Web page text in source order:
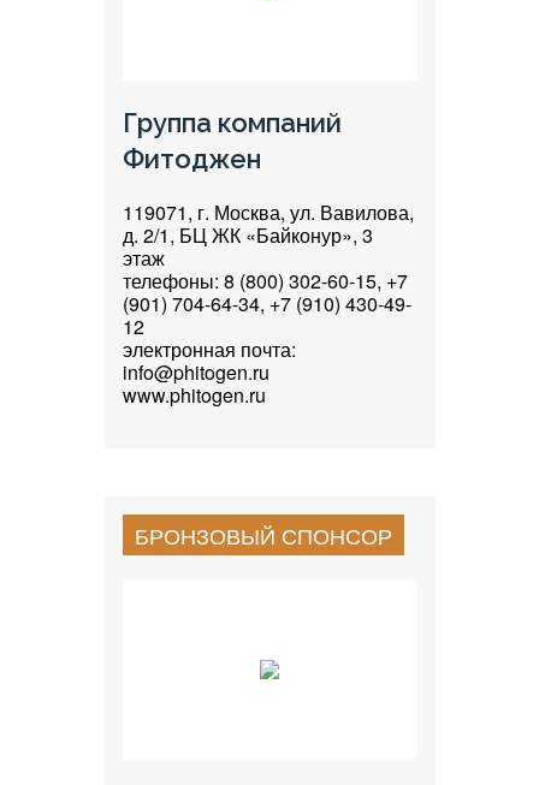
Группа компаний
Фитоджен
119071, г. Москва, ул. Вавилова,
д. 2/1, БЦ ЖК «Байконур», 3
этаж
телефоны: 8 (800) 302-60-15, +7
(901) 704-64-34, +7 (910) 430-49-
12
электронная почта:
info@phitogen.ru
www.phitogen.ru
БРОНЗОВЫЙ СПОНСОР